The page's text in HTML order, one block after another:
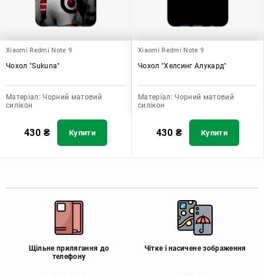
Xiaomi Redmi Note 9
Чохол "Sukuna"
Матеріал: Чорний матовий
силікон
430 ₴ Купити
Xiaomi Redmi Note 9
Чохол "Хелсинг Алукард"
Матеріал: Чорний матовий
силікон
430 ₴ Купити
Щільне прилягання до
телефону
Чітке і насичене зображення